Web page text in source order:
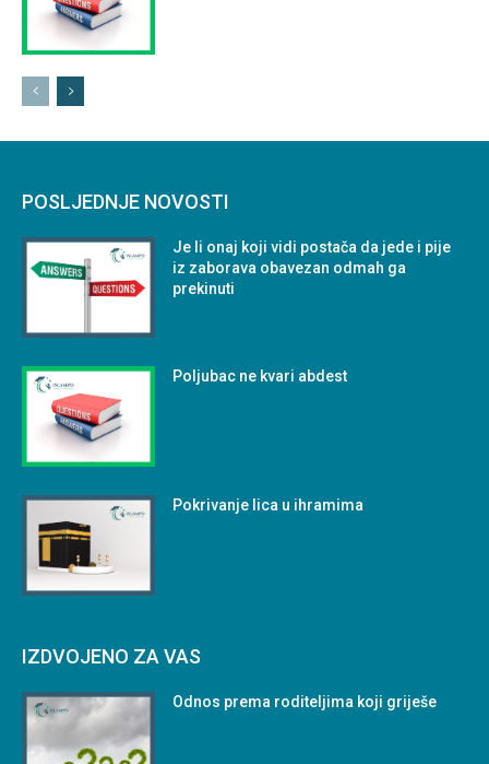
POSLJEDNJE NOVOSTI
Je li onaj koji vidi postača da jede i pije
iz zaborava obavezan odmah ga
prekinuti
Poljubac ne kvari abdest
Pokrivanje lica u ihramima
IZDVOJENO ZA VAS
Odnos prema roditeljima koji griješe